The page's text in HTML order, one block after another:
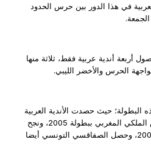
في هذا الدور بين حرس الحدود
أندية عربية فقط، ثلاثة منها
الحرس والأخضر الليبي.
حيث حصدت الأندية العربية
الألقاب الثلاثة الأخيرة، ففاز الجيش الملكي المغربي ببطولة 2005، ونجح
النجم الساحلي في اقتناص لقب 2006، وحصل الصفاقسي التونسي أيضا